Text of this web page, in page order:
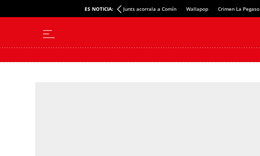
ES NOTICIA: Junts acorrala a Comín Wallapop Crimen La Pegaso